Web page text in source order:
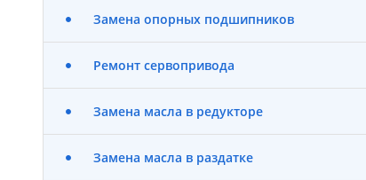
Замена опорных подшипников
Ремонт сервопривода
Замена масла в редукторе
Замена масла в раздатке